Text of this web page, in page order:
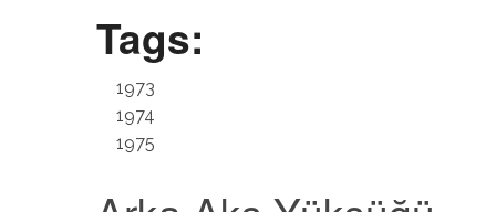
Tags:
1973
1974
1975